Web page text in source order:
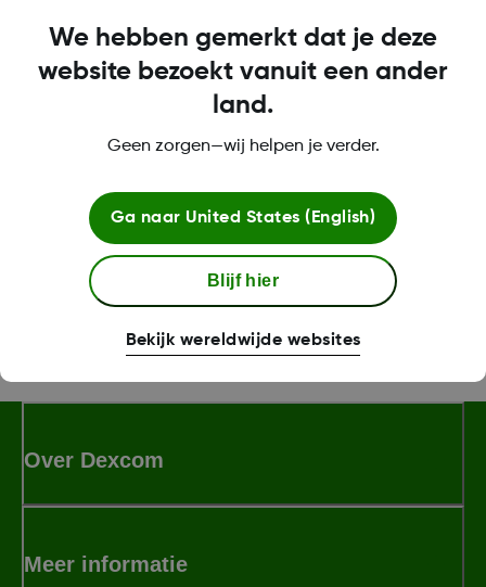
bloedglucosemeter gebruiken om behandelbeslissingen te nemen voor uw
Was this article helpful?
Over Dexcom
Meer informatie
We hebben gemerkt dat je deze
website bezoekt vanuit een ander
land.
Geen zorgen—wij helpen je verder.
Ga naar United States (English)
Blijf hier
Bekijk wereldwijde websites